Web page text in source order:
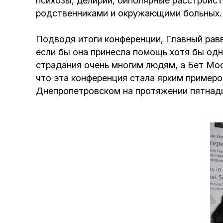
родственниками и окружающими больных.
Подводя итоги конференции, Главный
если бы она принесла помощь хотя бы
страдания очень многим людям, а Бет
что эта конференция стала ярким
Днепропетровском на протяжении